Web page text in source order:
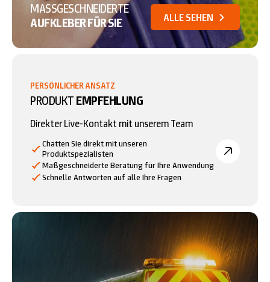
MASSGESCHNEIDERTE
AUFKLEBER FÜR SIE
ALLE SEHEN
PERSÖNLICHER ANSATZ
PRODUKTEMPFEHLUNG
Direkter Live-Kontakt mit unserem Team
Chatten Sie direkt mit unseren
Produktspezialisten
Maßgeschneiderte Beratung für Ihre Anwendung
Schnelle Antworten auf alle Ihre Fragen